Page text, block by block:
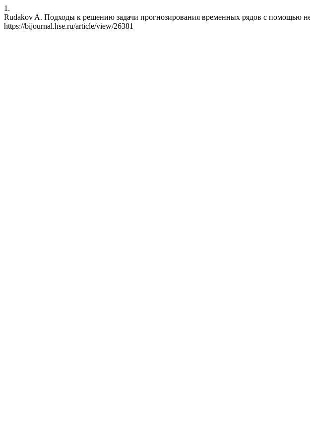
1.
Rudakov A. Подходы к решению задачи прогнозирования временных рядов с помощью
https://bijournal.hse.ru/article/view/26381